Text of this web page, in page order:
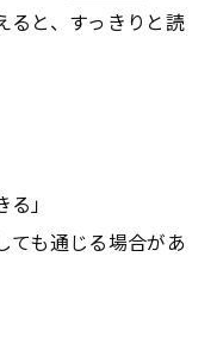
ると、すっきりと読
」
ても通じる場合があ